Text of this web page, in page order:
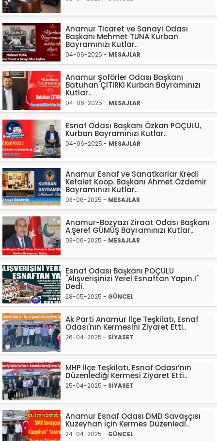
Anamur Ticaret ve Sanayi Odası
Başkanı Mehmet TUNA Kurban
Bayramınızı Kutlar..
04-06-2025 - MESAJLAR
Anamur Şoförler Odası Başkanı
Batuhan ÇITIRKI Kurban Bayramınızı
Kutlar..
04-06-2025 - MESAJLAR
Esnaf Odası Başkanı Özkan POÇULU,
Kurban Bayramınızı Kutlar..
04-06-2025 - MESAJLAR
Anamur Esnaf ve Sanatkarlar Kredi
Kefalet Koop. Başkanı Ahmet Özdemir
Bayramınızı Kutlar..
03-06-2025 - MESAJLAR
Anamur-Bozyazı Ziraat Odası Başkanı
A.Şeref GÜMÜŞ Bayramınızı Kutlar..
03-06-2025 - MESAJLAR
Esnaf Odası Başkanı POÇULU
"Alışverişinizi Yerel Esnaftan Yapın.!"
Dedi.
28-05-2025 - GÜNCEL
Ak Parti Anamur İlçe Teşkilatı, Esnaf
Odası'nın Kermesini Ziyaret Etti..
26-04-2025 - SİYASET
MHP İlçe Teşkilatı, Esnaf Odası’nın
Düzenlediği Kermesi Ziyaret Etti..
25-04-2025 - SİYASET
Anamur Esnaf Odası DMD Savaşçısı
Kuzeyhan İçin Kermes Düzenledi..
24-04-2025 - GÜNCEL